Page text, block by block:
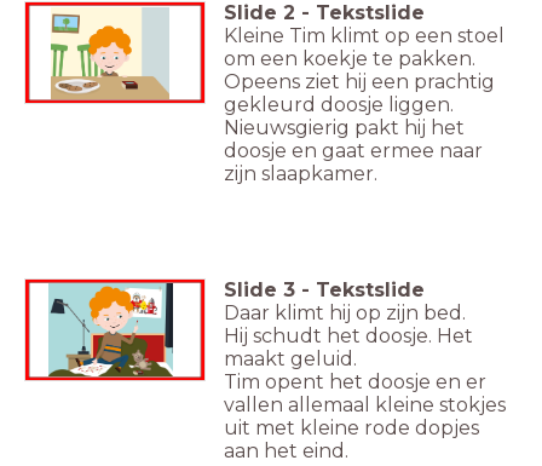
Slide 2 - Tekstslide
Kleine Tim klimt op een stoel
om een koekje te pakken.
Opeens ziet hij een prachtig
gekleurd doosje liggen.
Nieuwsgierig pakt hij het
doosje en gaat ermee naar
zijn slaapkamer.
Slide 3 - Tekstslide
Daar klimt hij op zijn bed.
Hij schudt het doosje. Het
maakt geluid.
Tim opent het doosje en er
vallen allemaal kleine stokjes
uit met kleine rode dopjes
aan het eind.